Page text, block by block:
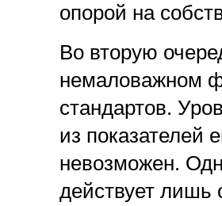
опорой на
Во вторую
немаловажном
стандартов.
из показателей
невозможен.
действует лишь